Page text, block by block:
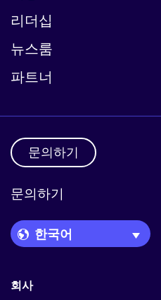
리더십
뉴스룸
파트너
문의하기
문의하기
Language Picker
회사